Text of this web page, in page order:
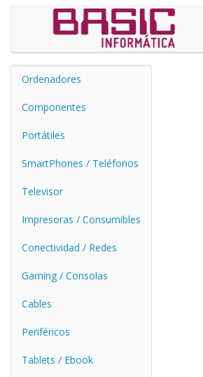
Ordenadores
Componentes
Portátiles
SmartPhones / Teléfonos
Televisor
Impresoras / Consumibles
Conectividad / Redes
Gaming / Consolas
Cables
Periféricos
Tablets / Ebook